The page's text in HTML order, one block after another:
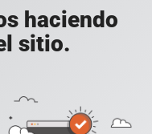
haciendo
sitio.